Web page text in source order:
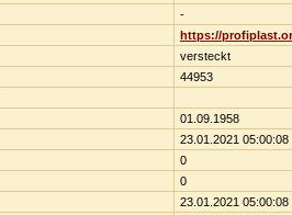
-
https://
versteckt
44953
01.09.1958
23.01.2021 05:00:08
0
0
23.01.2021 05:00:08